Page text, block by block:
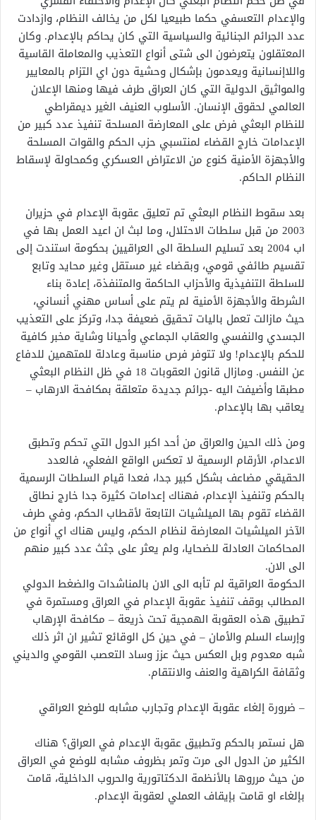
والإعدام التعسفي حكما طبيعيا لكل من يخالف النظام، وازدادت
عدد الجرائم الجنائية والسياسية التي كان يحاكم بالإعدام. وكان
المعتقلون يتعرضون الى شتى أنواع التعذيب والمعاملة القاسية
واللاإنسانية ويعدمون بإشكال وحشية دون اي التزام بالمعايير
والمواثيق الدولية التي كان العراق طرف فيها ومنها الإعلان
العالمي لحقوق الإنسان. الأسلوب العنيف الغير ديمقراطي
للنظام البعثي فرض على المعارضة المسلحة تنفيذ عدد كبير من
الإعدامات خارج القضاء لمنتسبي حزب الحكم والقوات المسلحة
والأجهزة الأمنية كنوع من الاعتراض العسكري وكمحاولة لإسقاط
النظام الحاكم.
بعد سقوط النظام البعثي تم تعليق عقوبة الإعدام في حزيران
2003 من قبل سلطات الاحتلال، وما لبث ان اعيد العمل بها في
اب 2004 بعد تسليم السلطة الى العراقيين بحكومة استندت إلى
تقسيم طائفي قومي، وبقضاء غير مستقل وغير محايد وتابع
للسلطة التنفيذية والأحزاب الحاكمة والمتنفذة، إعادة بناء
الشرطة والأجهزة الأمنية لم يتم على أساس مهني أنساني،
حيث مازالت تعمل باليات تحقيق ضعيفة جدا، وتركز على التعذيب
الجسدي والنفسي والعقاب الجماعي وأحيانا وشاية مخبر كافية
للحكم بالإعدام! ولا تتوفر فرص مناسبة وعادلة للمتهمين للدفاع
عن النفس. ومازال قانون العقوبات 18 في ظل النظام البعثي
مطبقا وأضيفت اليه -جرائم جديدة متعلقة بمكافحة الارهاب –
يعاقب بها بالإعدام.
ومن ذلك الحين والعراق من أحد اكبر الدول التي تحكم وتطبق
الاعدام، الأرقام الرسمية لا تعكس الواقع الفعلي، فالعدد
الحقيقي مضاعف بشكل كبير جدا، فعدا قيام السلطات الرسمية
بالحكم وتنفيذ الإعدام، فهناك إعدامات كثيرة جدا خارج نطاق
القضاء تقوم بها الميلشيات التابعة لأقطاب الحكم، وفي طرف
الآخر الميلشيات المعارضة لنظام الحكم، وليس هناك اي أنواع من
المحاكمات العادلة للضحايا، ولم يعثر على جثث عدد كبير منهم
الى الان.
الحكومة العراقية لم تأبه الى الان بالمناشدات والضغط الدولي
المطالب بوقف تنفيذ عقوبة الإعدام في العراق ومستمرة في
تطبيق هذه العقوبة الهمجية تحت ذريعة – مكافحة الإرهاب
وإرساء السلم والأمان – في حين كل الوقائع تشير ان اثر ذلك
شبه معدوم وبل العكس حيث عزز وساد التعصب القومي والديني
وثقافة الكراهية والعنف والانتقام.
– ضرورة إلغاء عقوبة الإعدام وتجارب مشابه للوضع العراقي
هل نستمر بالحكم وتطبيق عقوبة الإعدام في العراق؟ هناك
الكثير من الدول الى مرت وتمر بظروف مشابه للوضع في العراق
من حيث مرروها بالأنظمة الدكتاتورية والحروب الداخلية، قامت
بإلغاء او قامت بإيقاف العملي لعقوبة الإعدام.